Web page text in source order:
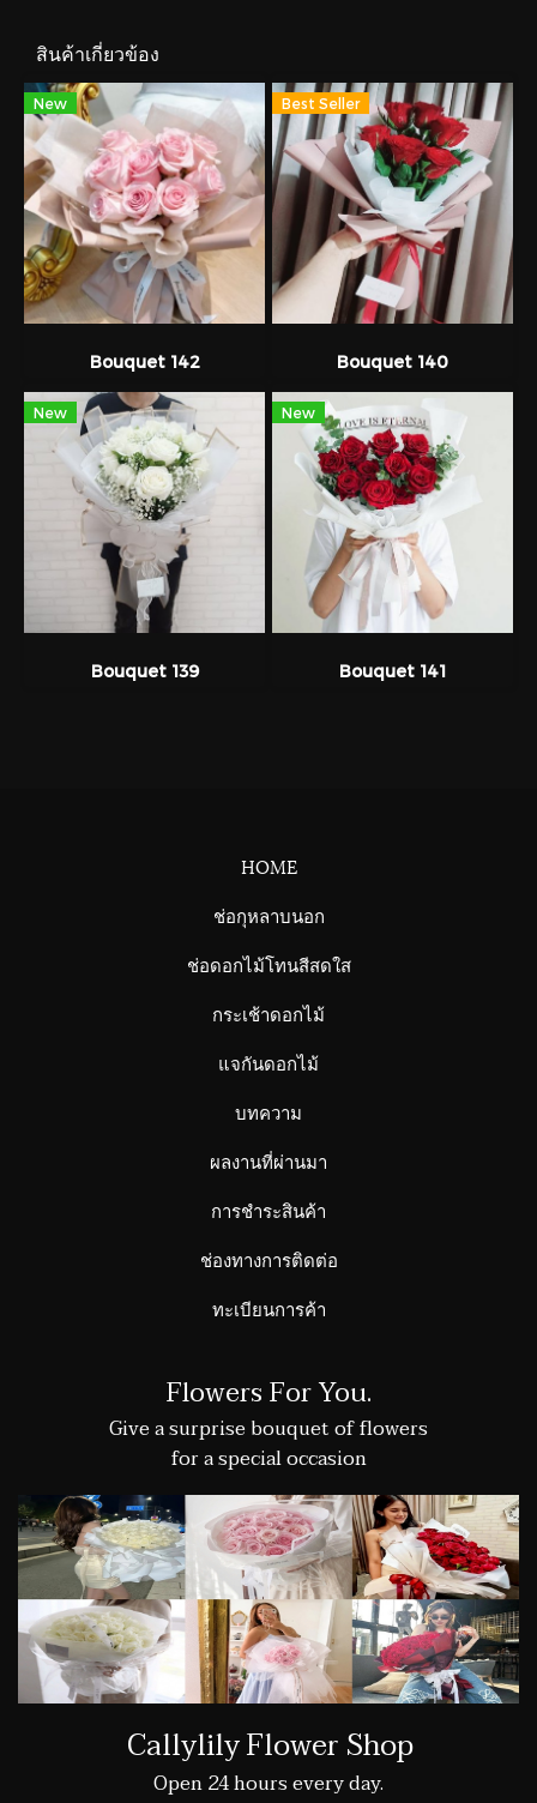
สินค้าเกี่ยวข้อง
New
Bouquet 142
Best Seller
Bouquet 140
New
Bouquet 139
New
Bouquet 141
HOME
ช่อกุหลาบนอก
ช่อดอกไม้โทนสีสดใส
กระเช้าดอกไม้
แจกันดอกไม้
บทความ
ผลงานที่ผ่านมา
การชำระสินค้า
ช่องทางการติดต่อ
ทะเบียนการค้า
Flowers For You.
Give a surprise bouquet of flowers
for a special occasion
Callylily Flower Shop
Open 24 hours every day.